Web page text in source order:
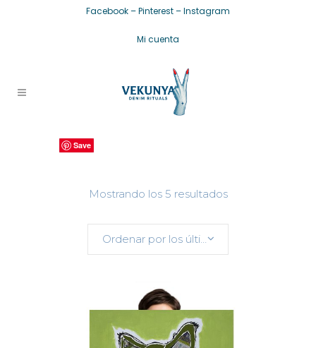
Facebook–Pinterest–Instagram
Mi cuenta
Mostrando los 5 resultadosOrdenado
últimos
Ordenar por los últimos
Save
Save
Save
Save
Save